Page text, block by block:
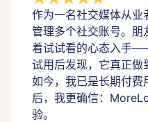
作为一名社交媒体从业
管理多个社交账号。
着试试看的心态入手
试用后发现，它真正做
如今，我已是长期付费
后，我更确信：
验。